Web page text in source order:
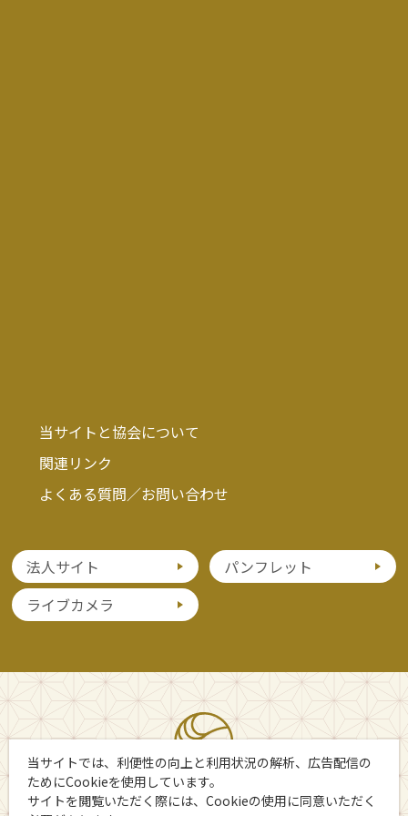
当サイトと協会について
関連リンク
よくある質問／お問い合わせ
法人サイト
パンフレット
ライブカメラ
当サイトでは、利便性の向上と利用状況の解析、広告配信の
ためにCookieを使用しています。
サイトを閲覧いただく際には、Cookieの使用に同意いただく